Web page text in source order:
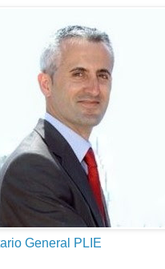
General PLIE